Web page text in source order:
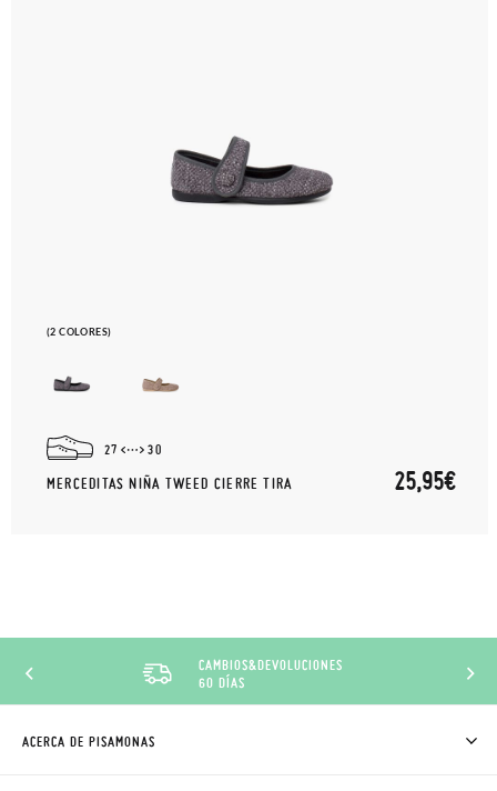
(2 COLORES)
27 30
MERCEDITAS NIÑA TWEED CIERRE TIRA 25,95€
DESCUENTO CLUB
PISAMONAS
ACERCA DE PISAMONAS